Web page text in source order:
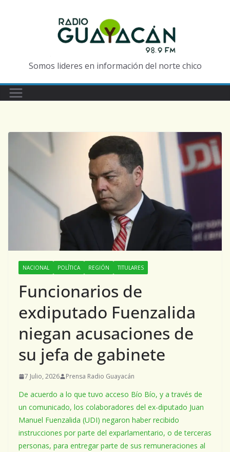
Somos lideres en información del norte chico
NACIONAL POLÍTICA REGIÓN TITULARES
Funcionarios de
exdiputado Fuenzalida
niegan acusaciones de
su jefa de gabinete
7 Julio, 2026 Prensa Radio Guayacán
De acuerdo a lo que tuvo acceso Bío Bío, y a través de
un comunicado, los colaboradores del ex-diputado Juan
Manuel Fuenzalida (UDI) negaron haber recibido
instrucciones por parte del exparlamentario, o de terceras
personas, para entregar parte de sus remuneraciones al